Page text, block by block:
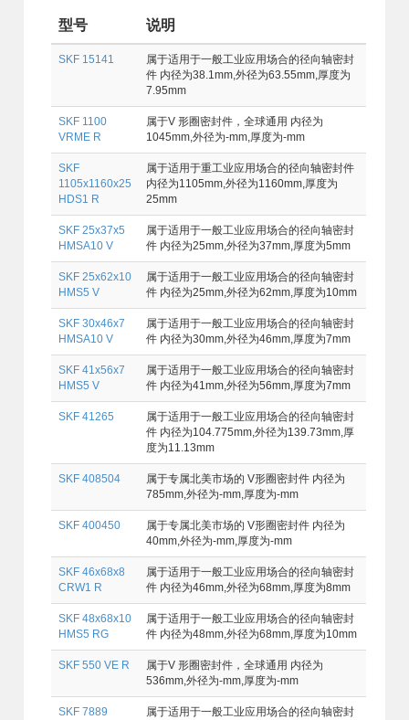
型号 说明
SKF 15141
属于适用于一般工业应用场合的径向轴密封
件 内径为38.1mm,外径为63.55mm,厚度为
7.95mm
SKF 1100
VRME R
属于V 形圈密封件，全球通用 内径为
1045mm,外径为-mm,厚度为-mm
SKF
1105x1160x25
HDS1 R
属于适用于重工业应用场合的径向轴密封件
内径为1105mm,外径为1160mm,厚度为
25mm
SKF 25x37x5
HMSA10 V
属于适用于一般工业应用场合的径向轴密封
件 内径为25mm,外径为37mm,厚度为5mm
SKF 25x62x10
HMS5 V
属于适用于一般工业应用场合的径向轴密封
件 内径为25mm,外径为62mm,厚度为10mm
SKF 30x46x7
HMSA10 V
属于适用于一般工业应用场合的径向轴密封
件 内径为30mm,外径为46mm,厚度为7mm
SKF 41x56x7
HMS5 V
属于适用于一般工业应用场合的径向轴密封
件 内径为41mm,外径为56mm,厚度为7mm
SKF 41265
属于适用于一般工业应用场合的径向轴密封
件 内径为104.775mm,外径为139.73mm,厚
度为11.13mm
SKF 408504
属于专属北美市场的 V形圈密封件 内径为
785mm,外径为-mm,厚度为-mm
SKF 400450
属于专属北美市场的 V形圈密封件 内径为
40mm,外径为-mm,厚度为-mm
SKF 46x68x8
CRW1 R
属于适用于一般工业应用场合的径向轴密封
件 内径为46mm,外径为68mm,厚度为8mm
SKF 48x68x10
HMS5 RG
属于适用于一般工业应用场合的径向轴密封
件 内径为48mm,外径为68mm,厚度为10mm
SKF 550 VE R
属于V 形圈密封件，全球通用 内径为
536mm,外径为-mm,厚度为-mm
SKF 7889
属于适用于一般工业应用场合的径向轴密封